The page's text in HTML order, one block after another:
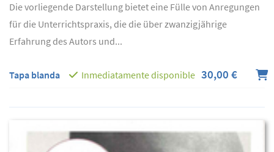
Die vorliegende Darstellung bietet eine Fülle von Anregungen
für die Unterrichtspraxis, die die über zwanzigjährige
Erfahrung des Autors und...
Tapa blanda Inmediatamente disponible 30,00 €